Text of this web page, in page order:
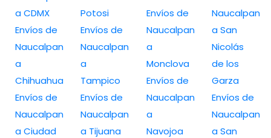
a CDMX
Envíos de
Naucalpan
a
Chihuahua
Envíos de
Naucalpan
a Ciudad
Potosi
Envíos de
Naucalpan
a
Tampico
Envíos de
Naucalpan
a Tijuana
Envíos de
Naucalpan
a
Monclova
Envíos de
Naucalpan
a
Navojoa
Naucalpan
a San
Nicolás
de los
Garza
Envíos de
Naucalpan
a San